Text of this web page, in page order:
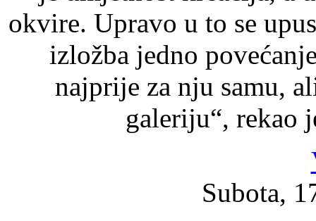
okvire. Upravo u to se
izložba jedno
najprije za nju samu,
galeriju“, rekao
Subota,